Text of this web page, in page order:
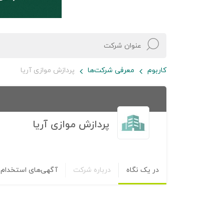
کاربوم معرفی شرکت‌ها پردازش موازی آریا
پردازش موازی آریا
در یک نگاه درباره شرکت آگهی‌های استخدام